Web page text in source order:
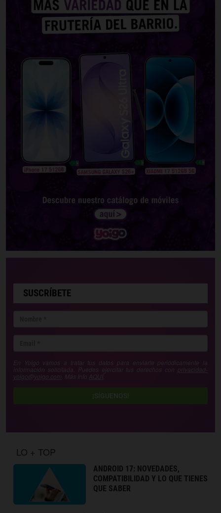
SUSCRÍBETE
En Yoigo vamos a tratar tus datos para enviarte periódicamente la
información solicitada. Puedes ejercitar tus derechos con privacidad-
yoigo@yoigo.com . Más Info AQUÍ
¡SÍGUENOS!
LO + TOP
ANDROID 17: NOVEDADES,
COMPATIBILIDAD Y LO QUE TIENES
QUE SABER